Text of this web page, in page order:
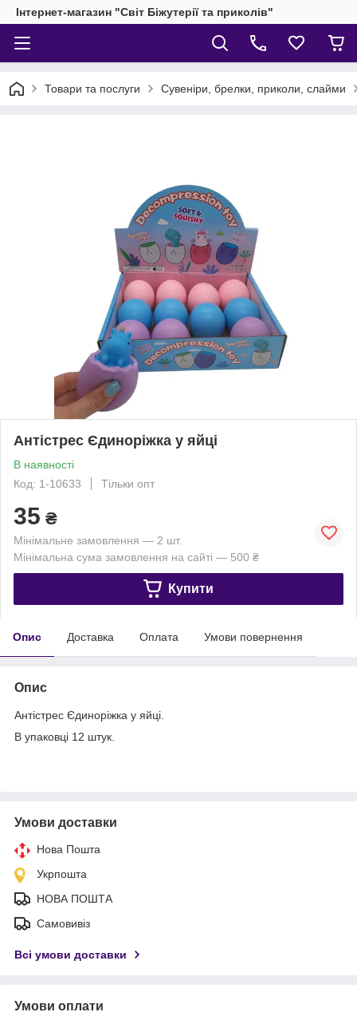
Інтернет-магазин "Світ Біжутерії та приколів"
Товари та послуги Сувеніри, брелки, приколи, слайми
Антістрес Єдиноріжка у яйці
В наявності
Код: 1-10633
Тільки опт
35 ₴
Мінімальне замовлення — 2 шт.
Мінімальна сума замовлення на сайті — 500 ₴
Купити
Опис Доставка Оплата Умови повернення
Опис
Антістрес Єдиноріжка у яйці.
В упаковці 12 штук.
Умови доставки
Нова Пошта
Укрпошта
НОВА ПОШТА
Самовивіз
Всі умови доставки
Умови оплати